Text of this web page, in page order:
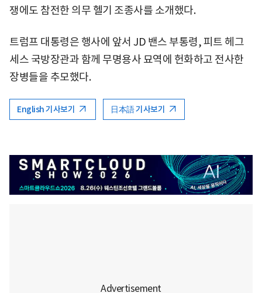
쟁에도 참전한 의무 헬기 조종사를 소개했다.
트럼프 대통령은 행사에 앞서 JD 밴스 부통령, 피트 헤그
세스 국방장관과 함께 무명용사 묘역에 헌화하고 전사한
장병들을 추모했다.
English 기사보기 日本語 기사보기